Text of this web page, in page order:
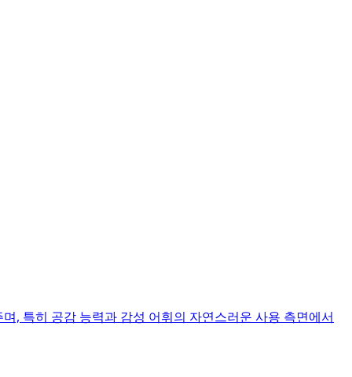
, 특히 공감 능력과 감성 어휘의 자연스러운 사용 측면에서